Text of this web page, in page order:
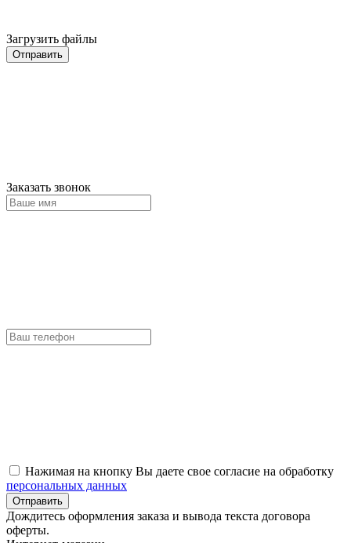
Загрузить файлы
Отправить
Заказать звонок
Нажимая на кнопку Вы даете свое согласие на обработку
персональных данных
Отправить
Дождитесь оформления заказа и вывода текста договора
оферты.